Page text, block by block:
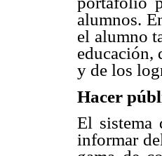
alumnos.
el alumno
educación,
y de los
Hacer
El sistema
informar